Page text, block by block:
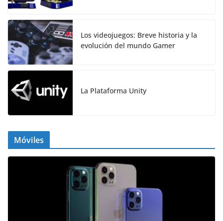
Los videojuegos: Breve historia y la
evolución del mundo Gamer
La Plataforma Unity
Móviles